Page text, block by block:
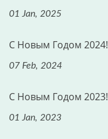
01 Jan, 2025
С Новым Годом 2024!
07 Feb, 2024
С Новым Годом 2023!
01 Jan, 2023